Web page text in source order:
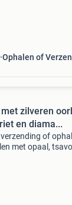
Ophalen of
met zilveren
en diama...
of
met opaal,